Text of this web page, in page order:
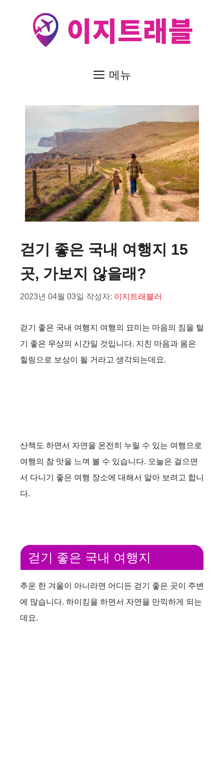
메뉴
걷기 좋은 국내 여행지 15
곳, 가보지 않을래?
2023년 04월 03일 작성자: 이지트래블러
걷기 좋은 국내 여행지 여행의 묘미는 마음의 짐을 털
기 좋은 무상의 시간일 것입니다. 지친 마음과 몸은
힐링으로 보상이 될 거라고 생각되는데요.
산책도 하면서 자연을 온전히 누릴 수 있는 여행으로
여행의 참 맛을 느껴 볼 수 있습니다. 오늘은 걸으면
서 다니기 좋은 여행 장소에 대해서 알아 보려고 합니
다.
걷기 좋은 국내 여행지
추운 한 겨울이 아니라면 어디든 걷기 좋은 곳이 주변
에 많습니다. 하이킹을 하면서 자연을 만끽하게 되는
데요.